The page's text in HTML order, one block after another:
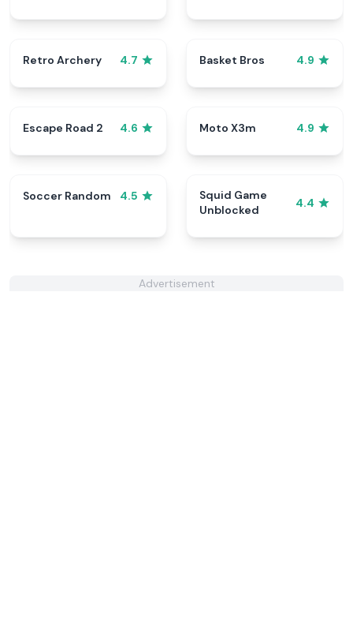
Retro Archery 4.7 Basket Bros 4.9
Escape Road 2 4.6 Moto X3m 4.9
Soccer Random 4.5
Squid Game
Unblocked
4.4
Advertisement